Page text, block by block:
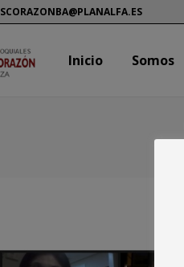
SCORAZONBA@PLANALFA.ES
Inicio Somos
Inicio Somos